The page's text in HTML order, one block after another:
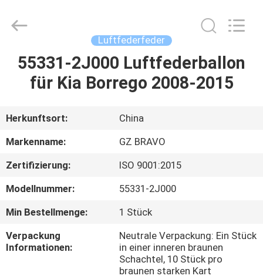
HAUS
ÜBER
UNS
FABRIK-
AUSFLUG
QUALITÄTSKONTROLLE
Rights
Luftfederfeder
55331-2J000 Luftfederballon
für Kia Borrego 2008-2015
Herkunftsort:
China
Markenname:
GZ BRAVO
Zertifizierung:
ISO 9001:2015
Modellnummer:
55331-2J000
Min Bestellmenge:
1 Stück
Verpackung
Informationen:
Neutrale Verpackung: Ein Stück
in einer inneren braunen
Schachtel, 10 Stück pro
braunen starken Kart